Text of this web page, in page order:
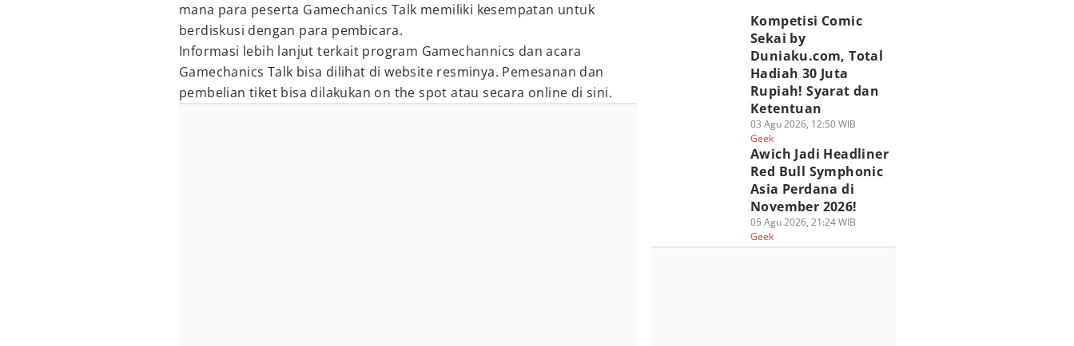
mana para peserta Gamechanics Talk memiliki kesempatan untuk
berdiskusi dengan para pembicara.
Informasi lebih lanjut terkait program Gamechannics dan acara
Gamechanics Talk bisa dilihat di website resminya. Pemesanan dan
pembelian tiket bisa dilakukan on the spot atau secara online di sini.
Kompetisi Comic
Sekai by
Duniaku.com, Total
Hadiah 30 Juta
Rupiah! Syarat dan
Ketentuan
03 Agu 2026, 12:50 WIB
Geek
Awich Jadi Headliner
Red Bull Symphonic
Asia Perdana di
November 2026!
05 Agu 2026, 21:24 WIB
Geek